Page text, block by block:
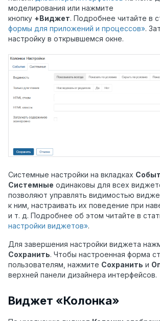
моделирования или нажмите
кнопку +Виджет. Подробнее читайте в
формы для приложений и процессов».
настройку в открывшемся окне.
Системные настройки на вкладках
Системные одинаковы для всех
позволяют управлять видимостью
к ним, настраивать их поведение при
и т. д. Подробнее об этом читайте в
настройки виджетов».
Для завершения настройки виджета
Сохранить. Чтобы настроенная форма
пользователям, нажмите Сохранить и
верхней панели дизайнера интерфейсов.
Виджет «Колонка»